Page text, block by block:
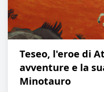
Teseo, l'eroe di
avventure e la
Minotauro